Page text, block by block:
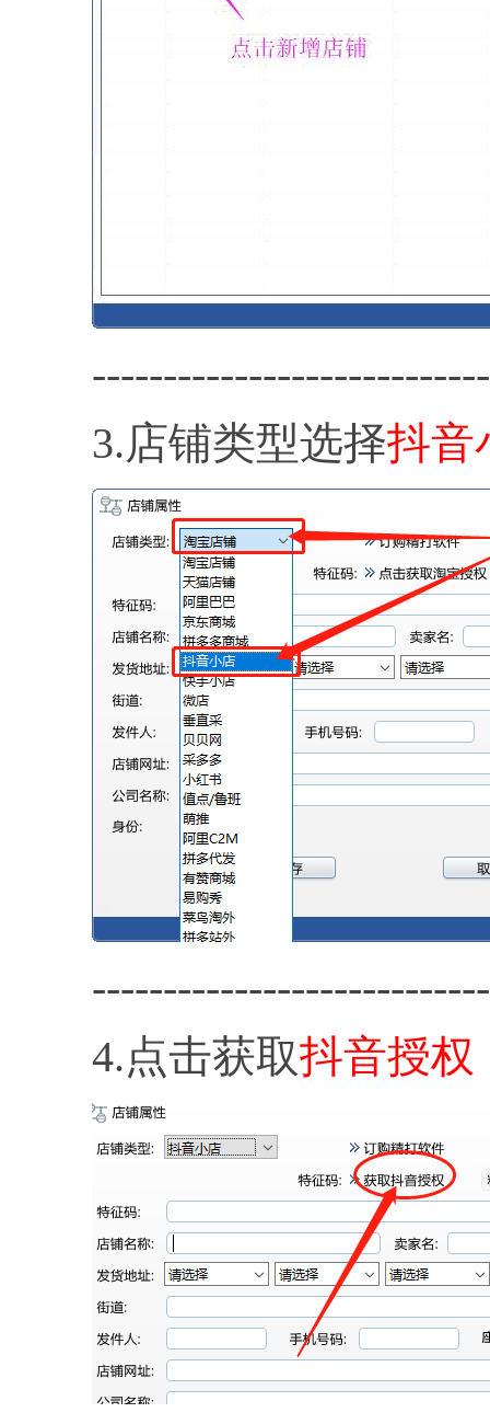
3.店铺类型选择抖音
4.点击获取抖音授权